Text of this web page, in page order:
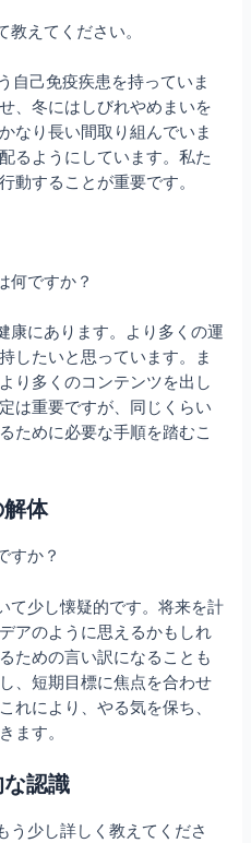
えてください。
自己免疫疾患を持っていま
、冬にはしびれやめまいを
なり長い間取り組んでいま
るようにしています。私た
動することが重要です。
何ですか？
康にあります。より多くの運
したいと思っています。ま
り多くのコンテンツを出し
は重要ですが、同じくらい
ために必要な手順を踏むこ
体
すか？
て少し懐疑的です。将来を計
アのように思えるかもしれ
ための言い訳になることも
、短期目標に焦点を合わせ
れにより、やる気を保ち、
ます。
認識
う少し詳しく教えてくださ